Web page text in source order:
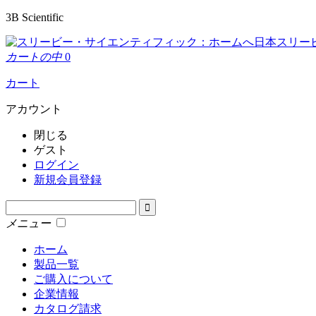
3B Scientific
日本スリー
カートの中 0
カート
アカウント
閉じる
ゲスト
ログイン
新規会員登録
メニュー
ホーム
製品一覧
ご購入について
企業情報
カタログ請求